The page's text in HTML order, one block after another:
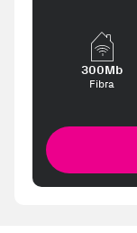
300Mb
Fibra